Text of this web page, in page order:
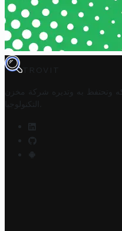
TROVIT
وتحتفظ به وتديره
شركة مخزن
التكنولوجيا